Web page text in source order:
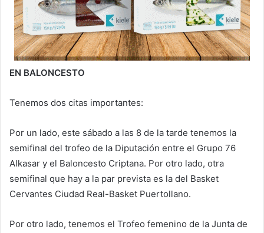
EN BALONCESTO
Tenemos dos citas importantes:
Por un lado, este sábado a las 8 de la tarde tenemos la
semifinal del trofeo de la Diputación entre el Grupo 76
Alkasar y el Baloncesto Criptana. Por otro lado, otra
semifinal que hay a la par prevista es la del Basket
Cervantes Ciudad Real-Basket Puertollano.
Por otro lado, tenemos el Trofeo femenino de la Junta de